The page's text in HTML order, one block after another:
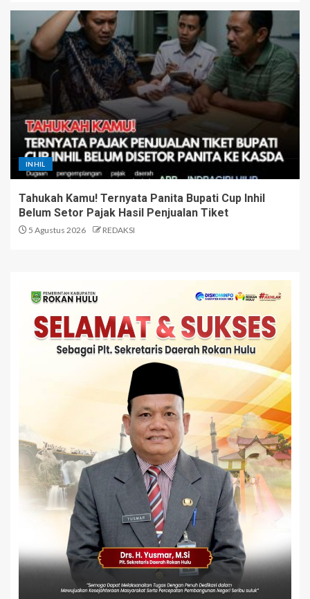
INHIL
Tahukah Kamu! Ternyata Panita Bupati Cup Inhil
Belum Setor Pajak Hasil Penjualan Tiket
5 Agustus 2026 REDAKSI